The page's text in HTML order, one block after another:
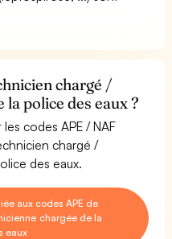
chargé /
la police des eaux ?
codes APE / NAF
chargé /
des eaux.
aux codes APE de
chargée de la
eaux